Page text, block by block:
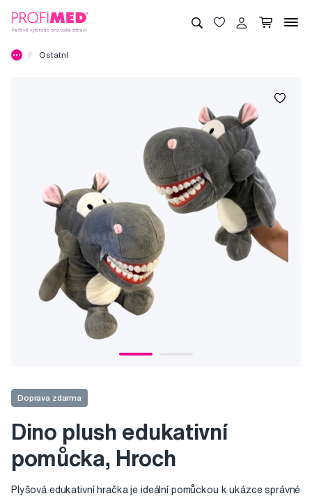
Ostatní
Doprava zdarma
Dino plush edukativní
pomůcka, Hroch
Plyšová edukativní hračka je ideální pomůckou k ukázce správné